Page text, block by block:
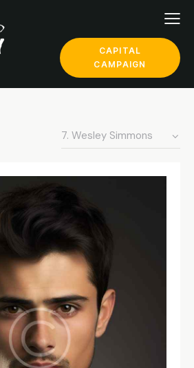
CAPITAL
CAMPAIGN